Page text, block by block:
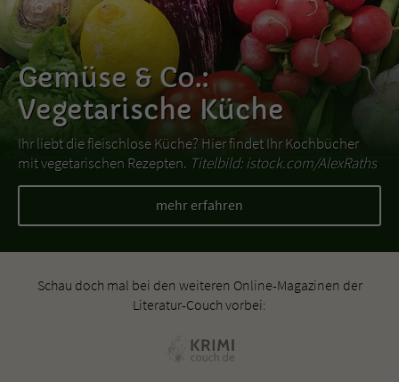
Gemüse & Co.:
Vegetarische Küche
Ihr liebt die fleischlose Küche? Hier findet Ihr Kochbücher
mit vegetarischen Rezepten. Titelbild: istock.com/AlexRaths
mehr erfahren
Schau doch mal bei den weiteren Online-Magazinen der
Literatur-Couch vorbei: